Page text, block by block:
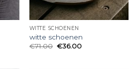
WITTE SCHOENEN
witte schoenen
€71.00 €36.00